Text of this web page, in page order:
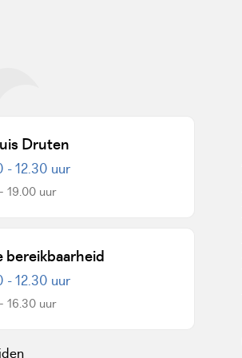
Druten
- 12.30 uur
19.00 uur
bereikbaarheid
- 12.30 uur
16.30 uur